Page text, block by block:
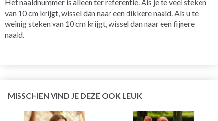
Het naaldnummer is alleen ter referentie. Als je te veel steken
van 10 cm krijgt, wissel dan naar een dikkere naald. Als u te
weinig steken van 10 cm krijgt, wissel dan naar een fijnere
naald.
MISSCHIEN VIND JE DEZE OOK LEUK